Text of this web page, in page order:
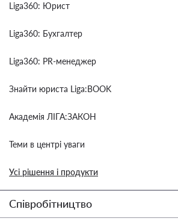
Liga360: Юрист
Liga360: Бухгалтер
Liga360: PR-менеджер
Знайти юриста Liga:BOOK
Академія ЛІГА:ЗАКОН
Теми в центрі уваги
Усі рішення і продукти
Співробітництво